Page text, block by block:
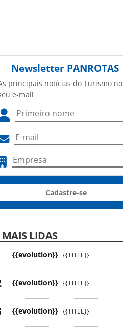
Newsletter PANROTAS
principais notícias do Turismo no
e-mail
Cadastre-se
MAIS LIDAS
{{evolution}} {{TITLE}}
{{evolution}} {{TITLE}}
{{evolution}} {{TITLE}}